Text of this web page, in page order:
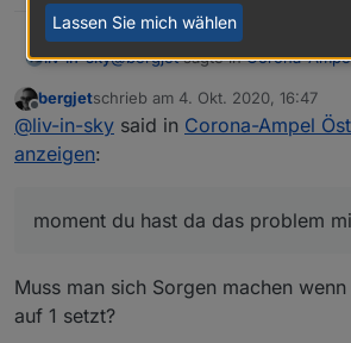
liv-in-sky@bergjetsagte inCorona-
@liv-in-skyBei mir kommt im
https://forum.iobroker.net/post/
Offline
bergjetschrieb am 4. Okt. 2020, 16:47
zuletzt editiert von
@liv-in-sky said in Corona-Ampel
anzeigen:
moment du hast da das problem
Muss man sich Sorgen machen wenn
auf 1 setzt?
Lassen Sie mich wählen